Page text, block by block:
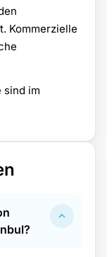
Kommerzielle
sind im